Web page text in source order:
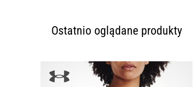
Ostatnio oglądane produkty